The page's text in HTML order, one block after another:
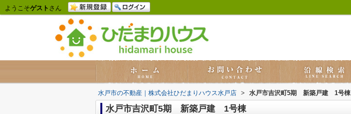
ようこそゲスト さん
水戸市の不動産｜株式会社ひだまりハウス水戸店 > 水戸市吉沢町5期 新築戸建 1号棟
水戸市吉沢町5期 新築戸建 1号棟